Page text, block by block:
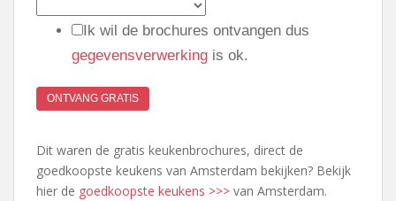
Ik wil de brochures ontvangen dus
gegevensverwerking is ok.
Dit waren de gratis keukenbrochures, direct de
goedkoopste keukens van Amsterdam bekijken? Bekijk
hier de goedkoopste keukens >>> van Amsterdam.